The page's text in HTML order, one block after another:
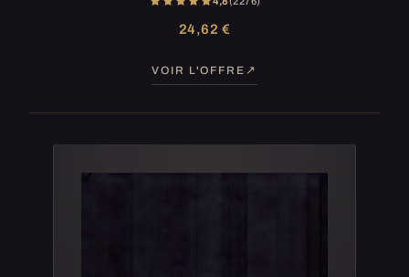
24,62 €
VOIR L'OFFRE